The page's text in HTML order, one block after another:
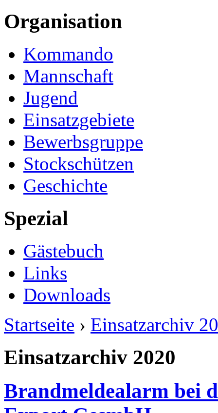
Organisation
Kommando
Mannschaft
Jugend
Einsatzgebiete
Bewerbsgruppe
Stockschützen
Geschichte
Spezial
Gästebuch
Links
Downloads
Startseite › Einsatzarchiv
Einsatzarchiv 2020
Brandmeldealarm bei